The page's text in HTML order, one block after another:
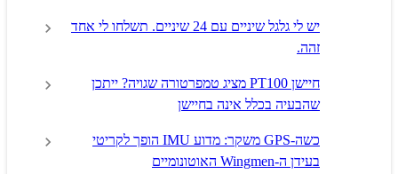
יש לי גלגל שיניים עם 24 שיניים. תשלחו לי אחד
זהה.
חיישן PT100 מציג טמפרטורה שגויה? ייתכן
שהבעיה בכלל אינה בחיישן
כשה-GPS משקר: מדוע IMU הופך לקריטי
בעידן ה-Wingmen האוטונומיים